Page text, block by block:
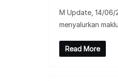
M Update, 14/06/
menyalurkan
Read More